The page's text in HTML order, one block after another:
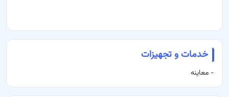
خدمات و تجهیزات
- معاینه